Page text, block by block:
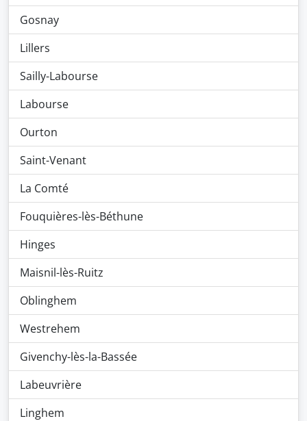
Gosnay
Lillers
Sailly-Labourse
Labourse
Ourton
Saint-Venant
La Comté
Fouquières-lès-Béthune
Hinges
Maisnil-lès-Ruitz
Oblinghem
Westrehem
Givenchy-lès-la-Bassée
Labeuvrière
Linghem